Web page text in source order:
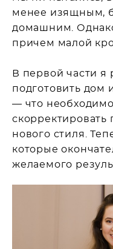
менее изящным,
домашним.
причем малой
В первой части я
подготовить дом
— что
скорректировать
нового стиля.
которые
желаемого